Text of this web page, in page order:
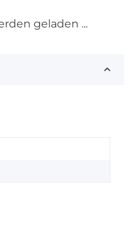
geladen ...